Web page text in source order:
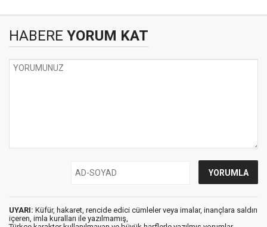
HABERE YORUM KAT
UYARI: Küfür, hakaret, rencide edici cümleler veya imalar, inançlara saldırı
içeren, imla kuralları ile yazılmamış,